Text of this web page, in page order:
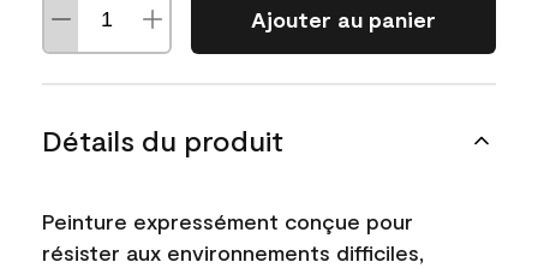
Ajouter au panier
Détails du produit
Peinture expressément conçue pour
résister aux environnements difficiles,